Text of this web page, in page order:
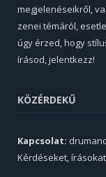
megjelenéseikről,
zenei témáról,
úgy érzed, hogy
írásod, jelentkezz!
KÖZÉRDEKŰ
Kapcsolat:
Kérdéseket,